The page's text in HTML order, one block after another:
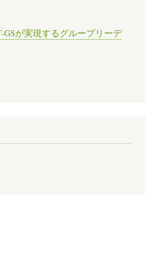
が実現するグループリーデ